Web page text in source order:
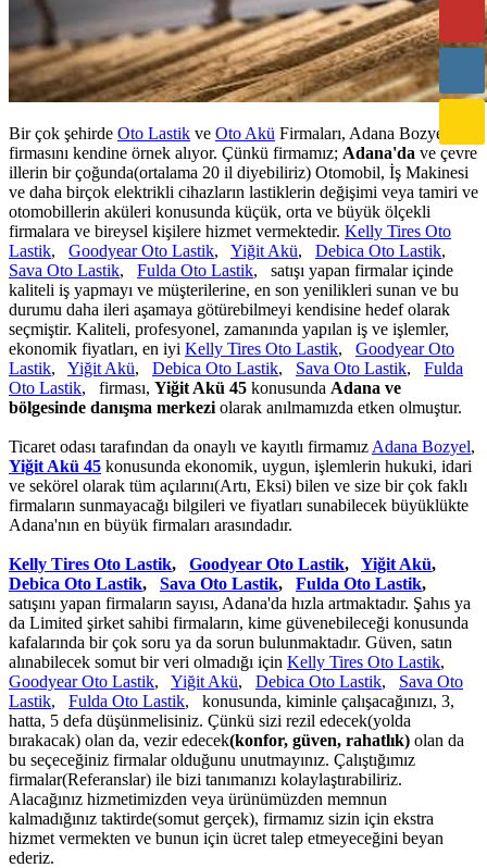
Bir çok şehirde Oto Lastik ve Oto Akü Firmaları, Adana Bozyel
firmasını kendine örnek alıyor. Çünkü firmamız; Adana'da ve çevre
illerin bir çoğunda(ortalama 20 il diyebiliriz) Otomobil, İş Makinesi
ve daha birçok elektrikli cihazların lastiklerin değişimi veya tamiri ve
otomobillerin aküleri konusunda küçük, orta ve büyük ölçekli
firmalara ve bireysel kişilere hizmet vermektedir. Kelly Tires Oto
Lastik, Goodyear Oto Lastik, Yiğit Akü, Debica Oto Lastik,
Sava Oto Lastik, Fulda Oto Lastik, satışı yapan firmalar içinde
kaliteli iş yapmayı ve müşterilerine, en son yenilikleri sunan ve bu
durumu daha ileri aşamaya götürebilmeyi kendisine hedef olarak
seçmiştir. Kaliteli, profesyonel, zamanında yapılan iş ve işlemler,
ekonomik fiyatları, en iyi Kelly Tires Oto Lastik, Goodyear Oto
Lastik, Yiğit Akü, Debica Oto Lastik, Sava Oto Lastik, Fulda
Oto Lastik, firması, Yiğit Akü 45 konusunda Adana ve
bölgesinde danışma merkezi olarak anılmamızda etken olmuştur.
Ticaret odası tarafından da onaylı ve kayıtlı firmamız Adana Bozyel,
Yiğit Akü 45 konusunda ekonomik, uygun, işlemlerin hukuki, idari
ve sekörel olarak tüm açılarını(Artı, Eksi) bilen ve size bir çok faklı
firmaların sunmayacağı bilgileri ve fiyatları sunabilecek büyüklükte
Adana'nın en büyük firmaları arasındadır.
Kelly Tires Oto Lastik, Goodyear Oto Lastik, Yiğit Akü,
Debica Oto Lastik, Sava Oto Lastik, Fulda Oto Lastik,
satışını yapan firmaların sayısı, Adana'da hızla artmaktadır. Şahıs ya
da Limited şirket sahibi firmaların, kime güvenebileceği konusunda
kafalarında bir çok soru ya da sorun bulunmaktadır. Güven, satın
alınabilecek somut bir veri olmadığı için Kelly Tires Oto Lastik,
Goodyear Oto Lastik, Yiğit Akü, Debica Oto Lastik, Sava Oto
Lastik, Fulda Oto Lastik, konusunda, kiminle çalışacağınızı, 3,
hatta, 5 defa düşünmelisiniz. Çünkü sizi rezil edecek(yolda
bırakacak) olan da, vezir edecek(konfor, güven, rahatlık) olan da
bu seçeceğiniz firmalar olduğunu unutmayınız. Çalıştığımız
firmalar(Referanslar) ile bizi tanımanızı kolaylaştırabiliriz.
Alacağınız hizmetimizden veya ürünümüzden memnun
kalmadığınız taktirde(somut gerçek), firmamız sizin için ekstra
hizmet vermekten ve bunun için ücret talep etmeyeceğini beyan
ederiz.